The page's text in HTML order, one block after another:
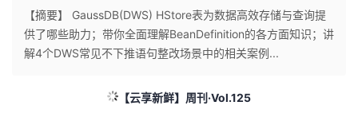
个
【摘要】 GaussDB(DWS) HStore表为数据高效存储与查询提
供了哪些助力；带你全面理解BeanDefinition的各方面知识；讲
解4个DWS常见不下推语句整改场景中的相关案例...
【云享新鲜】周刊 ·Vol.125